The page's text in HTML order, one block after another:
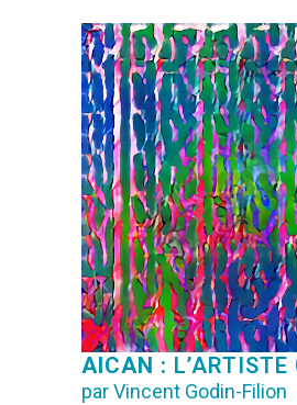
AICAN : L’ARTISTE
par Vincent Godin-Filion